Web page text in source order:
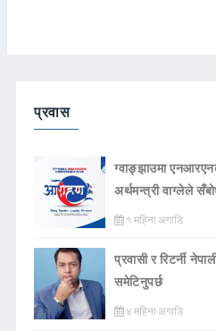
प्रवास
ग्वाङ्झाउमा
अर्थमन्त्री वाग्लेले
१ महिना अगाडि
प्रवासी र रिटर्नी
समेटिनुपर्छ
४ महिना अगाडि